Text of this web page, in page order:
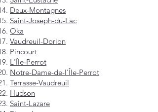
Deux-Montagnes
Saint-Joseph-du-Lac
Oka
Vaudreuil-Dorion
Pincourt
L'Île-Perrot
Notre-Dame-de-l'Île-Perrot
Terrasse-Vaudreuil
Hudson
Saint-Lazare